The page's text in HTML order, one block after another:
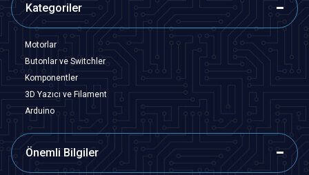
Kategoriler
Motorlar
Butonlar ve Switchler
Komponentler
3D Yazıcı ve Filament
Arduino
Önemli Bilgiler